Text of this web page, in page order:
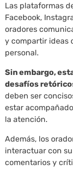
Las plataformas
Facebook,
oradores
y compartir ideas
personal.
Sin embargo,
desafíos
deben ser
estar
la atención.
Además, los
interactuar con
comentarios y